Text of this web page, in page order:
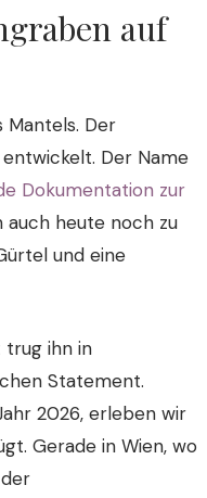
auf
Mantels. Der
Der Name
Dokumentation zur
auch heute noch zu
und eine
ihn in
Statement.
2026, erleben wir
Gerade in Wien, wo